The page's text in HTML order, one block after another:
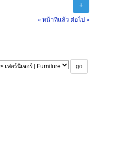
+
« หน้าที่แล้ว ต่อไป »